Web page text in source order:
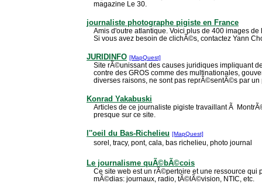
magazine Le 30.
journaliste photographe pigiste en France
Amis d'outre atlantique. Voici plus de 400 images de
Si vous avez besoin de clichÃ©s, contactez Yann
JURIDINFO [MapQuest]
Site rÃ©unissant des causes juridiques impliquant
contre des GROS comme des multinationales,
diverses raisons, ne sont pas reprÃ©sentÃ©s par un
Konrad Yakabuski
Articles de ce journaliste pigiste travaillant Ã
presque sur ce site.
l''oeil du Bas-Richelieu [MapQuest]
sorel, tracy, pont, cala, bas richelieu, photo journal
Le journalisme quÃ©bÃ©cois
Ce site web est un rÃ©pertoire et une ressource qui
mÃ©dias: journaux, radio, tÃ©lÃ©vision, NTIC, etc.